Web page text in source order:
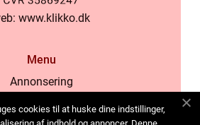
www.klikko.dk
Menu
Annonsering
Cookies
cookies til at huske dine indstillinger,